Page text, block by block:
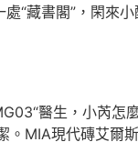
“藏書閣”，閑來
醫生，小芮怎
MIA現代磚艾爾